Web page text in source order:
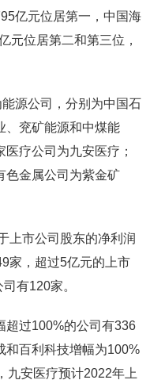
亿元位居第一，中国海
元位居第二和第三位，
源公司，分别为中国石
、兖矿能源和中煤能
疗公司为九安医疗；
色金属公司为紫金矿
上市公司股东的净利润
家，超过5亿元的上市
有120家。
超过100%的公司有336
和百利科技增幅为100%
九安医疗预计2022年上